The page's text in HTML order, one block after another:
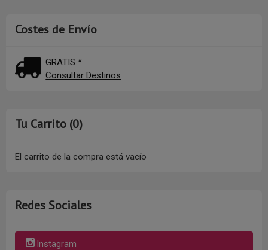
Costes de Envío
GRATIS *
Consultar Destinos
Tu Carrito (0)
El carrito de la compra está vacío
Redes Sociales
Instagram